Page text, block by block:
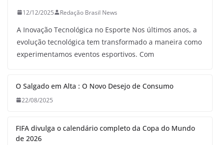
12/12/2025 Redação Brasil News
A Inovação Tecnológica no Esporte Nos últimos anos, a
evolução tecnológica tem transformado a maneira como
experimentamos eventos esportivos. Com
O Salgado em Alta : O Novo Desejo de Consumo
22/08/2025
FIFA divulga o calendário completo da Copa do Mundo
de 2026